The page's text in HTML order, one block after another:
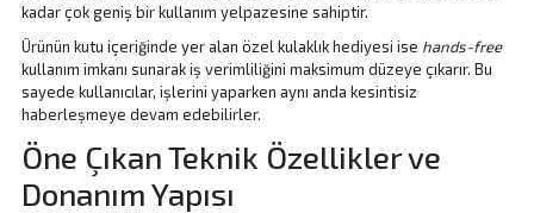
kadar çok geniş bir kullanım yelpazesine sahiptir.
Ürünün kutu içeriğinde yer alan özel kulaklık hediyesi ise hands-free
kullanım imkanı sunarak iş verimliliğini maksimum düzeye çıkarır. Bu
sayede kullanıcılar, işlerini yaparken aynı anda kesintisiz
haberleşmeye devam edebilirler.
Öne Çıkan Teknik Özellikler ve
Donanım Yapısı